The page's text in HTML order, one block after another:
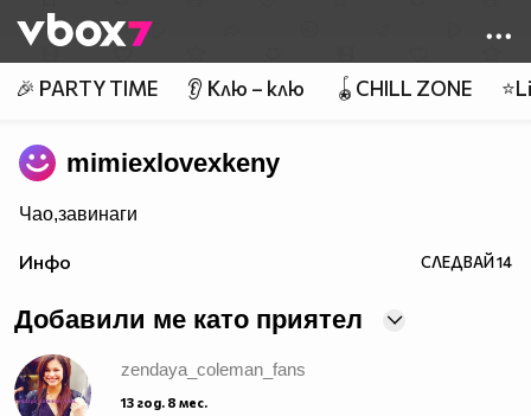
👾
🎉 PARTY TIME 👂 Клю – клю 🪀CHILL ZONE
mimiexlovexkeny
Чао,завинаги
Инфо СЛЕДВАЙ14
Добавили ме като приятел
zendaya_coleman_fans
13 год. 8 мес.